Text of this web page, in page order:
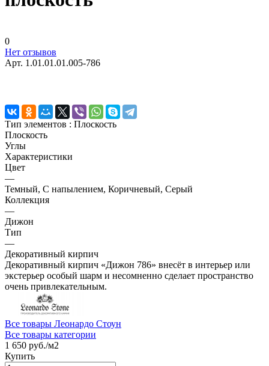
0
Нет отзывов
Арт. 1.01.01.01.005-786
Тип элементов : Плоскость
Плоскость
Углы
Характеристики
Цвет
—
Темный, С напылением, Коричневый, Серый
Коллекция
—
Дижон
Тип
—
Декоративный кирпич
Декоративный кирпич «Дижон 786» внесёт в интерьер или
экстерьер особый шарм и несомненно сделает пространство
очень привлекательным.
Все товары Леонардо Стоун
Все товары категории
1 650 руб./м2
Купить